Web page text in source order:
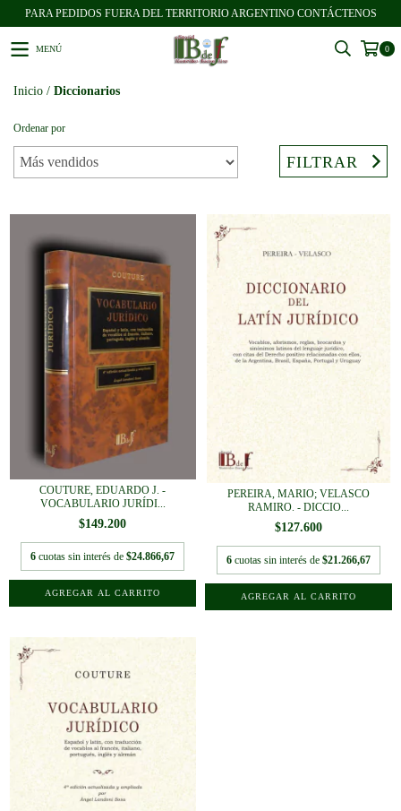
PARA PEDIDOS FUERA DEL TERRITORIO ARGENTINO CONTÁCTENOS
MENÚ 0
Inicio / Diccionarios
Ordenar por
FILTRAR
COUTURE, EDUARDO J. -
VOCABULARIO JURÍDI...
$149.200
6 cuotas sin interés de $24.866,67
PEREIRA, MARIO; VELASCO
RAMIRO. - DICCIO...
$127.600
6 cuotas sin interés de $21.266,67